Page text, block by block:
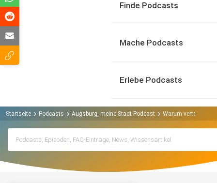
Finde Podcasts
Mache Podcasts
Erlebe Podcasts
Startseite Podcasts Augsburg, meine Stadt Podcast Warum verteidigen